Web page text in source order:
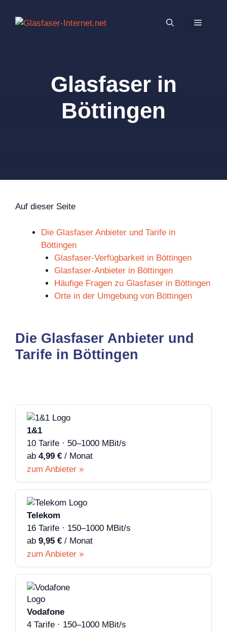
Inhalt
MENÜ
Glasfaser in
Böttingen
Auf dieser Seite
Die Glasfaser Anbieter und Tarife in
Böttingen
Glasfaser-Verfügbarkeit in Böttingen
Glasfaser-Anbieter in Böttingen
Häufige Fragen zu Glasfaser in Böttingen
Orte in der Umgebung von Böttingen
Die Glasfaser Anbieter und
Tarife in Böttingen
1&1
10 Tarife · 50–1000 MBit/s
ab 4,99 € / Monat
zum Anbieter »
Telekom
16 Tarife · 150–1000 MBit/s
ab 9,95 € / Monat
zum Anbieter »
Vodafone
4 Tarife · 150–1000 MBit/s